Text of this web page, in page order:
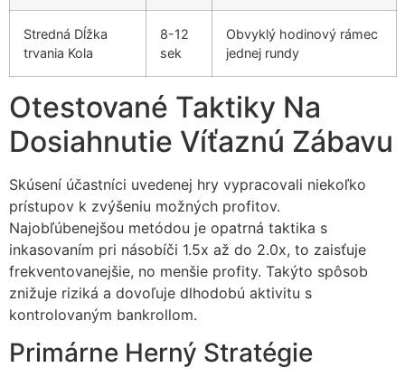
Stredná Dĺžka
trvania Kola
8-12
sek
Obvyklý hodinový rámec
jednej rundy
Otestované Taktiky Na
Dosiahnutie Víťaznú Zábavu
Skúsení účastníci uvedenej hry vypracovali niekoľko
prístupov k zvýšeniu možných profitov.
Najobľúbenejšou metódou je opatrná taktika s
inkasovaním pri násobíči 1.5x až do 2.0x, to zaisťuje
frekventovanejšie, no menšie profity. Takýto spôsob
znižuje riziká a dovoľuje dlhodobú aktivitu s
kontrolovaným bankrollom.
Primárne Herný Stratégie